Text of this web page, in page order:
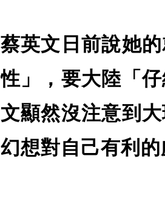
蔡英文日前說她
性」，要大陸「
文顯然沒注意到
幻想對自己有利